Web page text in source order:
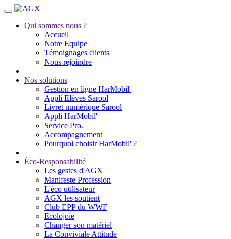
Qui sommes nous ?
Accueil
Notre Equipe
Témoignages clients
Nous rejoindre
Nos solutions
Gestion en ligne HarMobil'
Appli Elèves Sarool
Livret numérique Sarool
Appli HarMobil'
Service Pro.
Accompagnement
Pourquoi choisir HarMobil' ?
Éco-Responsabilité
Les gestes d'AGX
Manifeste Profession
L'éco utilisateur
AGX les soutient
Club EPP du WWF
Ecolojoie
Changer son matériel
La Conviviale Attitude